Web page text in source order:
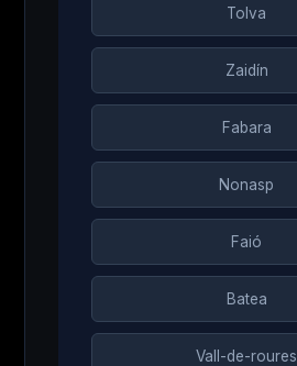
Tolva
Zaidín
Fabara
Nonasp
Faió
Batea
Vall-de-roures